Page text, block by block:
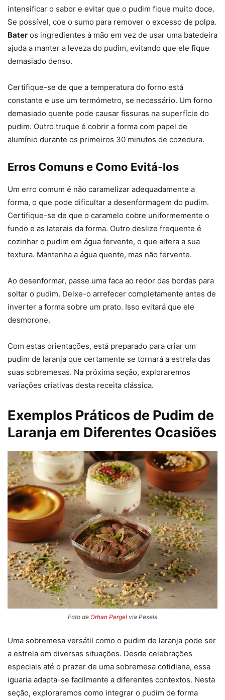
intensificar o sabor e evitar que o pudim fique muito doce.
Se possível, coe o sumo para remover o excesso de polpa.
Bater os ingredientes à mão em vez de usar uma batedeira
ajuda a manter a leveza do pudim, evitando que ele fique
demasiado denso.
Certifique-se de que a temperatura do forno está
constante e use um termómetro, se necessário. Um forno
demasiado quente pode causar fissuras na superfície do
pudim. Outro truque é cobrir a forma com papel de
alumínio durante os primeiros 30 minutos de cozedura.
Erros Comuns e Como Evitá-los
Um erro comum é não caramelizar adequadamente a
forma, o que pode dificultar a desenformagem do pudim.
Certifique-se de que o caramelo cobre uniformemente o
fundo e as laterais da forma. Outro deslize frequente é
cozinhar o pudim em água fervente, o que altera a sua
textura. Mantenha a água quente, mas não fervente.
Ao desenformar, passe uma faca ao redor das bordas para
soltar o pudim. Deixe-o arrefecer completamente antes de
inverter a forma sobre um prato. Isso evitará que ele
desmorone.
Com estas orientações, está preparado para criar um
pudim de laranja que certamente se tornará a estrela das
suas sobremesas. Na próxima seção, exploraremos
variações criativas desta receita clássica.
Exemplos Práticos de Pudim de
Laranja em Diferentes Ocasiões
Foto de Orhan Pergel via Pexels
Uma sobremesa versátil como o pudim de laranja pode ser
a estrela em diversas situações. Desde celebrações
especiais até o prazer de uma sobremesa cotidiana, essa
iguaria adapta-se facilmente a diferentes contextos. Nesta
seção, exploraremos como integrar o pudim de forma